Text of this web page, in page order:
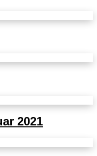
2021